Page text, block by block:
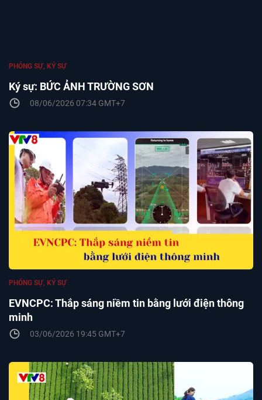
Ký sự: BỨC ẢNH TRƯỜNG SƠN
PHÓNG SỰ, KÝ SỰ
08/06/2026 07:34 GMT+7
EVNCPC: Thắp sáng niềm tin bằng lưới điện thông
minh
PHÓNG SỰ, KÝ SỰ
03/06/2026 19:45 GMT+7